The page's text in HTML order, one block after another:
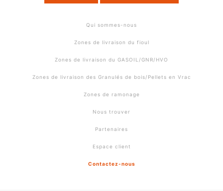
Qui sommes-nous
Zones de livraison du fioul
Zones de livraison du GASOIL/GNR/HVO
Zones de livraison des Granulés de bois/Pellets en Vrac
Zones de ramonage
Nous trouver
Partenaires
Espace client
Contactez-nous